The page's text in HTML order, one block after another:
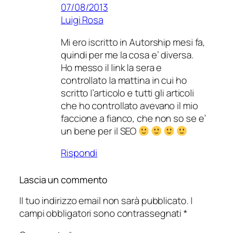
07/08/2013
Luigi Rosa
Mi ero iscritto in Autorship mesi fa,
quindi per me la cosa e’ diversa.
Ho messo il link la sera e
controllato la mattina in cui ho
scritto l’articolo e tutti gli articoli
che ho controllato avevano il mio
faccione a fianco, che non so se e’
un bene per il SEO
Rispondi
Lascia un commento
Il tuo indirizzo email non sarà pubblicato. I
campi obbligatori sono contrassegnati*